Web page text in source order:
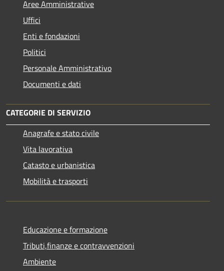
Aree Amministrative
Uffici
Enti e fondazioni
Politici
Personale Amministrativo
Documenti e dati
CATEGORIE DI SERVIZIO
Anagrafe e stato civile
Vita lavorativa
Catasto e urbanistica
Mobilità e trasporti
Educazione e formazione
Tributi,finanze e contravvenzioni
Ambiente